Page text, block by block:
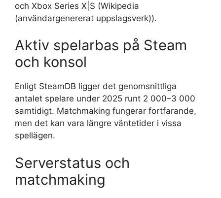
och Xbox Series X|S (Wikipedia
(användargenererat uppslagsverk)).
Aktiv spelarbas på Steam
och konsol
Enligt SteamDB ligger det genomsnittliga
antalet spelare under 2025 runt 2 000–3 000
samtidigt. Matchmaking fungerar fortfarande,
men det kan vara längre väntetider i vissa
spellägen.
Serverstatus och
matchmaking